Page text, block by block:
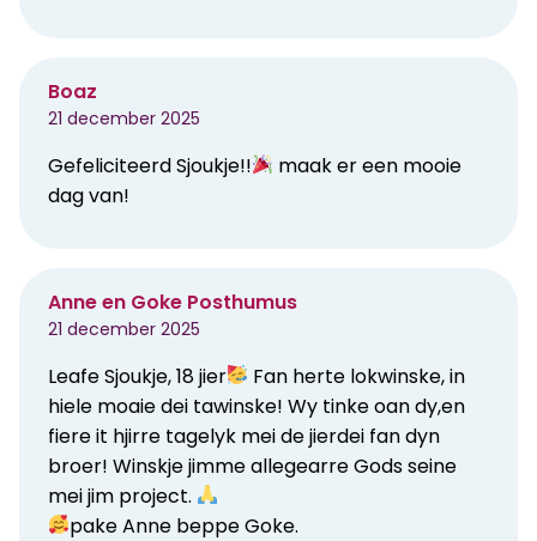
Boaz
21 december 2025
Gefeliciteerd Sjoukje!!
maak er een mooie
dag van!
Anne en Goke Posthumus
21 december 2025
Leafe Sjoukje, 18 jier
Fan herte lokwinske, in
hiele moaie dei tawinske! Wy tinke oan dy,en
fiere it hjirre tagelyk mei de jierdei fan dyn
broer! Winskje jimme allegearre Gods seine
mei jim project.
pake Anne beppe Goke.